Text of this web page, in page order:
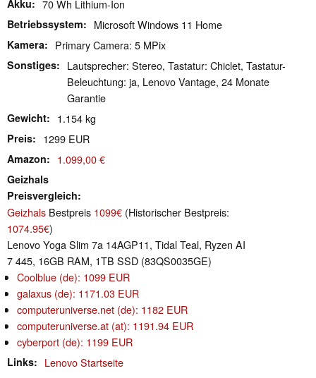
Akku 70 Wh Lithium-Ion
Betriebssystem Microsoft Windows 11 Home
Kamera Primary Camera: 5 MPix
Sonstiges
Lautsprecher: Stereo, Tastatur: Chiclet, Tastatur-
Beleuchtung: ja, Lenovo Vantage, 24 Monate
Garantie
Gewicht 1.154 kg
Preis 1299 EUR
Amazon 1.099,00 €
Geizhals
Preisvergleich
Geizhals Bestpreis 1099€ (Historischer Bestpreis:
1074.95€)
Lenovo Yoga Slim 7a 14AGP11, Tidal Teal, Ryzen AI
7 445, 16GB RAM, 1TB SSD (83QS0035GE)
Coolblue (de): 1099 EUR
galaxus (de): 1171.03 EUR
computeruniverse.net (de): 1182 EUR
computeruniverse.at (at): 1191.94 EUR
cyberport (de): 1199 EUR
Links Lenovo Startseite